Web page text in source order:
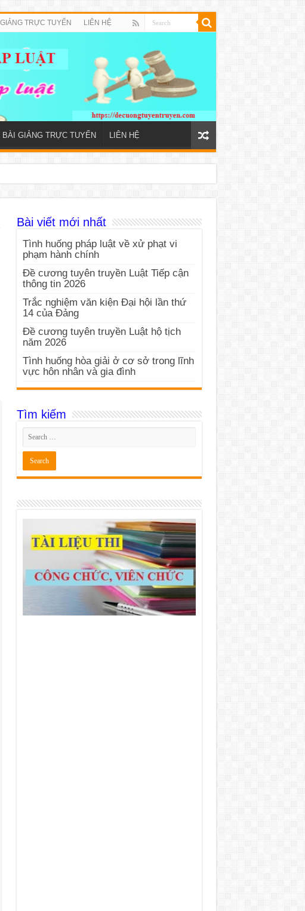
TRỰC TUYẾN LIÊN HỆ
BÀI GIẢNG TRỰC TUYẾN LIÊN HỆ
Bài viết mới nhất
Tình huống pháp luật về xử phạt vi
phạm hành chính
Đề cương tuyên truyền Luật Tiếp cận
thông tin 2026
Trắc nghiệm văn kiện Đại hội lần thứ
14 của Đảng
Đề cương tuyên truyền Luật hộ tịch
năm 2026
Tình huống hòa giải ở cơ sở trong lĩnh
vực hôn nhân và gia đình
Tìm kiếm